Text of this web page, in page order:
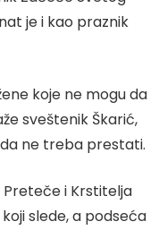
je i kao praznik
koje ne mogu da
sveštenik Škarić,
ne treba prestati.
i Krstitelja
slede, a podseća